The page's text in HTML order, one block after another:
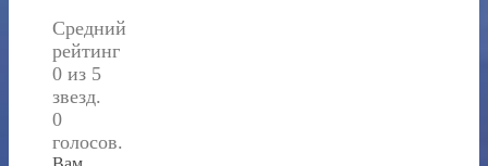
Средний
рейтинг
0 из 5
звезд.
0
голосов.